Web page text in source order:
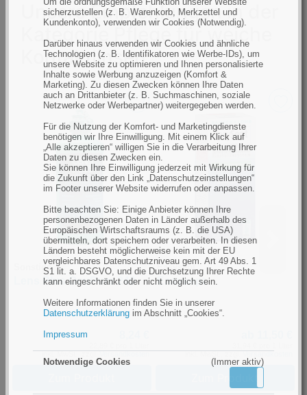
sicherzustellen (z. B. Warenkorb, Merkzettel und
Kundenkonto), verwenden wir Cookies (Notwendig).
Darüber hinaus verwenden wir Cookies und ähnliche
Technologien (z. B. Identifikatoren wie Werbe-IDs), um
unsere Website zu optimieren und Ihnen personalisierte
Inhalte sowie Werbung anzuzeigen (Komfort &
Marketing). Zu diesen Zwecken können Ihre Daten
auch an Drittanbieter (z. B. Suchmaschinen, soziale
Netzwerke oder Werbepartner) weitergegeben werden.
Für die Nutzung der Komfort- und Marketingdienste
benötigen wir Ihre Einwilligung. Mit einem Klick auf
„Alle akzeptieren“ willigen Sie in die Verarbeitung Ihrer
Daten zu diesen Zwecken ein.
Sie können Ihre Einwilligung jederzeit mit Wirkung für
die Zukunft über den Link „Datenschutzeinstellungen“
im Footer unserer Website widerrufen oder anpassen.
Bitte beachten Sie: Einige Anbieter können Ihre
personenbezogenen Daten in Länder außerhalb des
Europäischen Wirtschaftsraums (z. B. die USA)
übermitteln, dort speichern oder verarbeiten. In diesen
Ländern besteht möglicherweise kein mit der EU
vergleichbares Datenschutzniveau gem. Art 49 Abs. 1
S1 lit. a. DSGVO, und die Durchsetzung Ihrer Rechte
kann eingeschränkt oder nicht möglich sein.
Weitere Informationen finden Sie in unserer
Datenschutzerklärung im Abschnitt „Cookies“.
Impressum
Notwendige Cookies (Immer aktiv)
Unsere Empfehlungen in der
Kategorie Pflege für weiche
Kontaktlinsen
Sonstige
Lens Plus OcuPure 240
inkl. MwSt., zzgl.Versandkosten
Easysept
Easysept
inkl. MwSt., zzgl.Versandkosten